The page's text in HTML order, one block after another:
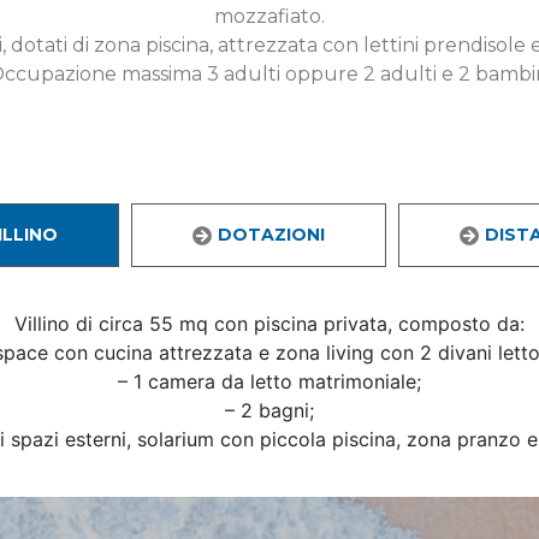
mozzafiato.
dotati di zona piscina, attrezzata con lettini prendisole
massima 3 adulti oppure 2 adulti e 2
DOTAZIONI
Villino di circa 55 mq con piscina privata, composto da:
con cucina attrezzata e zona living con 2 divani
– 1 camera da letto matrimoniale;
– 2 bagni;
spazi esterni, solarium con piccola piscina, zona pranzo